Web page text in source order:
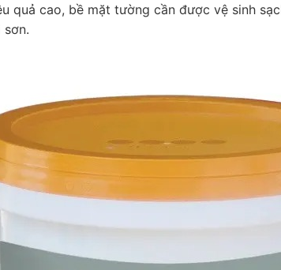
quả cao, bề mặt tường cần được vệ sinh